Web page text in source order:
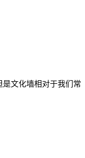
文化墙相对于我们常